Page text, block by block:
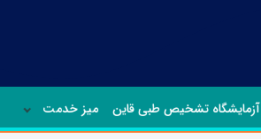
آزمایشگاه تشخیص طبی قاین میز خدمت